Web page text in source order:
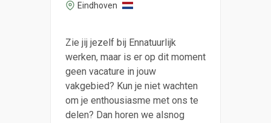
Eindhoven
Zie jij jezelf bij Ennatuurlijk
werken, maar is er op dit moment
geen vacature in jouw
vakgebied? Kun je niet wachten
om je enthousiasme met ons te
delen? Dan horen we alsnog